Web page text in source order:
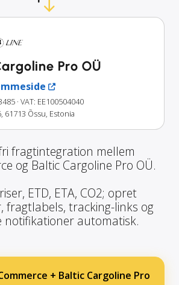
Pro OÜ
· VAT: EE100504040
61713 Õssu, Estonia
fragtintegration mellem
og Baltic Cargoline Pro OÜ.
ETD, ETA, CO2; opret
fragtlabels, tracking-links og
notifikationer automatisk.
+ Baltic Cargoline Pro